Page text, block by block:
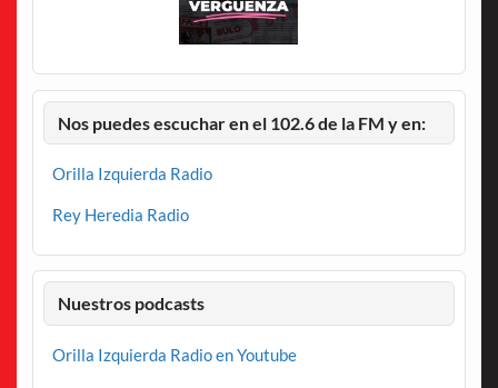
Nos puedes escuchar en el 102.6 de la FM y en:
Orilla Izquierda Radio
Rey Heredia Radio
Nuestros podcasts
Orilla Izquierda Radio en Youtube